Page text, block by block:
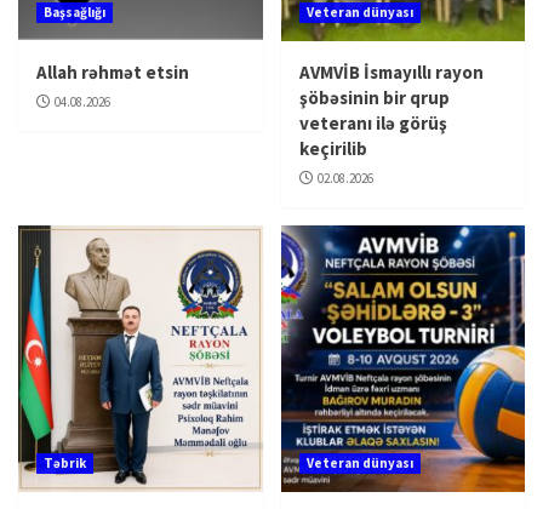
Başsağlığı
Allah rəhmət etsin
04.08.2026
Veteran dünyası
AVMVİB İsmayıllı rayon
şöbəsinin bir qrup
veteranı ilə görüş
keçirilib
02.08.2026
Təbrik Veteran dünyası